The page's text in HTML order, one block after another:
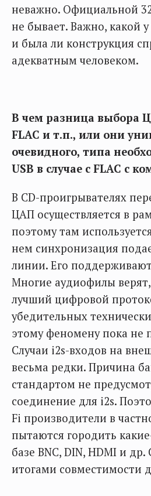
неважно. Официальной
не бывает. Важно, какой
и была ли конструкция
адекватным человеком.
В чем разница выбора
FLAC и т.п., или они
очевидного, типа
USB в случае с FLAC с
В CD-проигрывателях
ЦАП осуществляется в
поэтому там
нем синхронизация
линии. Его
Многие аудиофилы
лучший цифровой
убедительных
этому феномену пока не
Случаи i2s-входов на
весьма редки. Причина
стандартом не
соединение для i2s.
Fi производители в
пытаются городить
базе BNC, DIN, HDMI и
итогами совместимости